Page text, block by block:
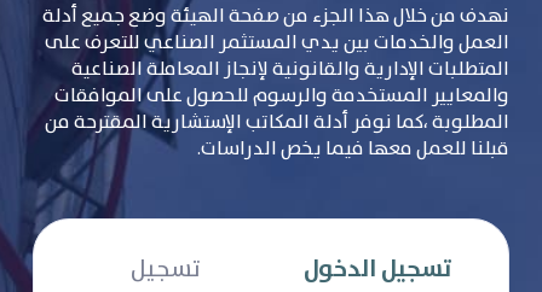
نهدف من خلال هذا الجزء من صفحة الهيئة وضع جميع أدلة
العمل والخدمات بين يدي المستثمر الصناعي للتعرف على
المتطلبات الإدارية والقانونية لإنجاز المعاملة الصناعية
والمعايير المستخدمة والرسوم للحصول على الموافقات
المطلوبة ،كما نوفر أدلة المكاتب الإستشارية المقترحة من
قبلنا للعمل معها فيما يخص الدراسات.
تسجيل الدخول تسجيل